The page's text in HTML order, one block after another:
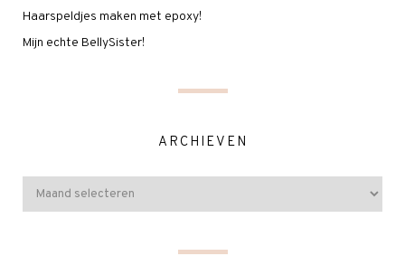
Haarspeldjes maken met epoxy!
Mijn echte BellySister!
ARCHIEVEN